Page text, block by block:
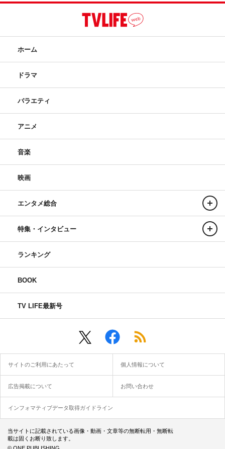
ホーム
ドラマ
バラエティ
アニメ
音楽
映画
エンタメ総合
特集・インタビュー
ランキング
BOOK
TV LIFE最新号
サイトのご利用にあたって 個人情報について
広告掲載について お問い合わせ
インフォマティブデータ取得ガイドライン
当サイトに記載されている画像・動画・文章等の無断転用・無断転
載は固くお断り致します。